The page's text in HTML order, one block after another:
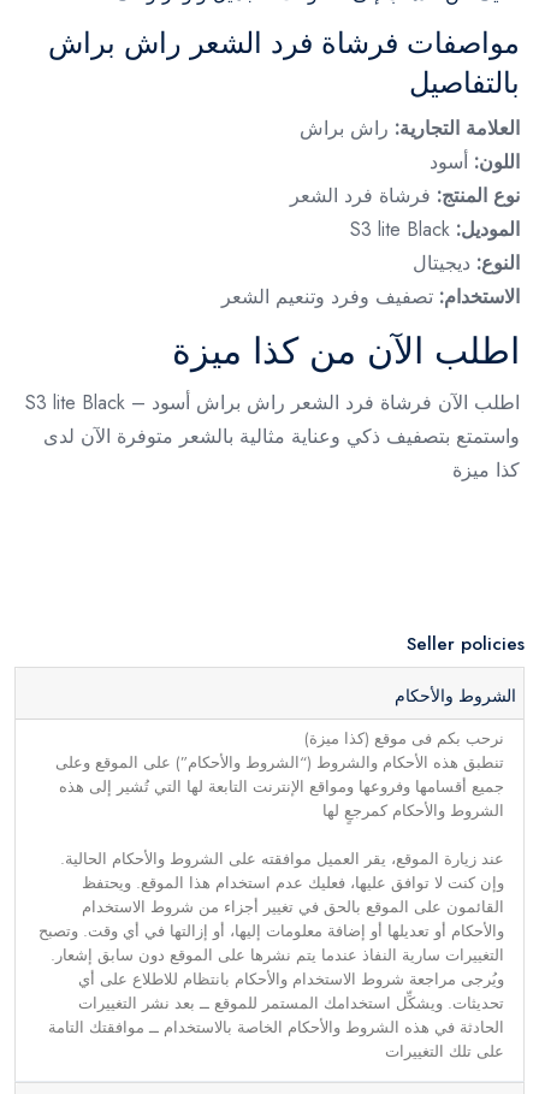
مواصفات فرشاة فرد الشعر راش براش
بالتفاصيل
العلامة التجارية: راش براش
اللون: أسود
نوع المنتج: فرشاة فرد الشعر
الموديل:
النوع: ديجيتال
الاستخدام: تصفيف وفرد وتنعيم الشعر
اطلب الآن من كذا ميزة
اطلب الآن فرشاة فرد الشعر راش براش أسود – S3 lite Black
واستمتع بتصفيف ذكي وعناية مثالية بالشعر متوفرة الآن لدى
كذا ميزة
Seller policies
الشروط والأحكام
نرحب بكم فى موقع (كذا ميزة)
تنطبق هذه الأحكام والشروط (“الشروط والأحكام”) على الموقع وعلى
جميع أقسامها وفروعها ومواقع الإنترنت التابعة لها التي تُشير إلى هذه
الشروط والأحكام كمرجعٍ لها
عند زيارة الموقع، يقر العميل موافقته على الشروط والأحكام الحالية.
وإن كنت لا توافق عليها، فعليك عدم استخدام هذا الموقع. ويحتفظ
القائمون على الموقع بالحق في تغيير أجزاء من شروط الاستخدام
والأحكام أو تعديلها أو إضافة معلومات إليها، أو إزالتها في أي وقت. وتصبح
التغييرات سارية النفاذ عندما يتم نشرها على الموقع دون سابق إشعار.
ويُرجى مراجعة شروط الاستخدام والأحكام بانتظام للاطلاع على أي
تحديثات. ويشكِّل استخدامك المستمر للموقع ــ بعد نشر التغييرات
الحادثة في هذه الشروط والأحكام الخاصة بالاستخدام ــ موافقتك التامة
على تلك التغييرات